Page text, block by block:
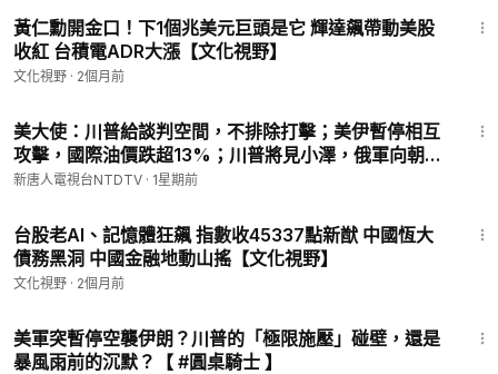
黃仁勳開金口！下1個兆美元巨頭是它 輝達飆帶動美股
收紅 台積電ADR大漲【文化視野】
文化視野 · 2個月前
美大使：川普給談判空間，不排除打擊；美伊暫停相互
攻擊，國際油價跌超13%；川普將見小澤，俄軍向朝鮮
求增兵3萬；太子集團頭目被批捕，新增2項罪名【早間
新唐人電視台NTDTV · 1星期前
台股老AI、記憶體狂飆 指數收45337點新猷 中國恆大
債務黑洞 中國金融地動山搖【文化視野】
文化視野 · 2個月前
美軍突暫停空襲伊朗？川普的「極限施壓」碰壁，還是
暴風雨前的沉默？【 #圓桌騎士 】